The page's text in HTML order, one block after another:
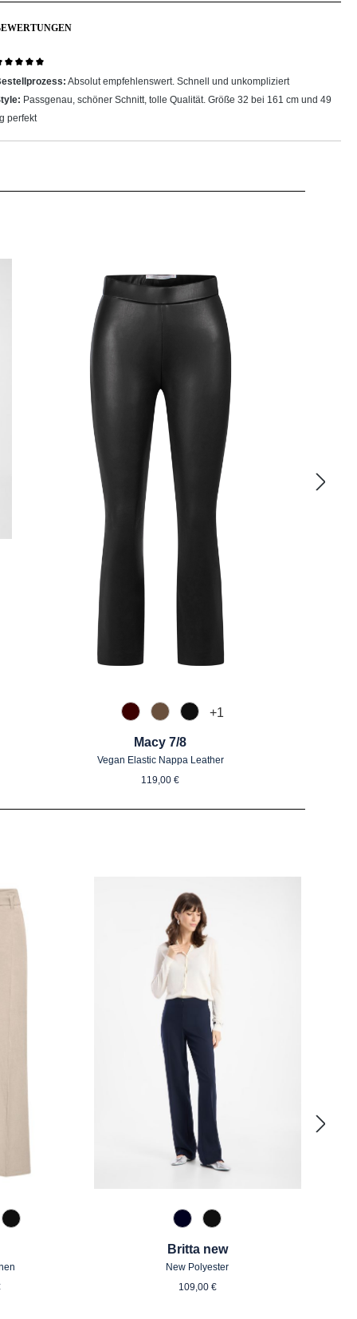
mit 5 von 5 Sternen
Absolut empfehlenswert. Schnell und unkompliziert
Passgenau, schöner Schnitt, tolle Qualität. Größe 32 bei 161 cm und 49
perfekt
585 Burgund
650 Nuss990 Schwarz
+1
Macy 7/8
Vegan Elastic Nappa Leather
Regulärer Preis:
119,00 €
990 Schwarz
Preis:
890 Marine990 Schwarz
Britta new
New Polyester
Regulärer Preis:
109,00 €